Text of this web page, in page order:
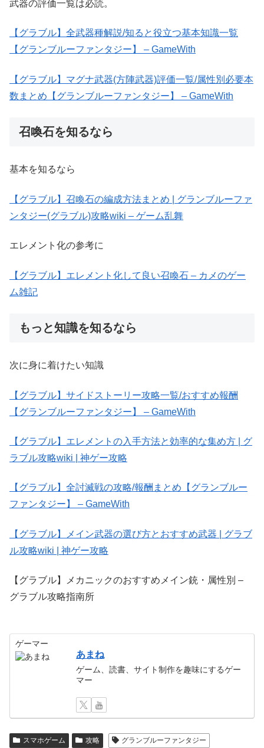
武器の評価一覧は必読。
【グラブル】全武器種解説/知ると役立つ基本知識一覧
【グランブルーファンタジー】 – GameWith
【グラブル】マグナ武器(方陣武器)評価一覧/属性別必要本
数まとめ【グランブルーファンタジー】 – GameWith
召喚石を知るなら
基本を知るなら
【グラブル】召喚石の編成方法まとめ | グランブルーファ
ンタジー(グラブル)攻略wiki – ゲーム乱舞
エレメント化の参考に
【グラブル】エレメント化して良い召喚石 – カメのゲー
ム雑記
もっと知識を知るなら
次に身に着けたい知識
【グラブル】サイドストーリー攻略一覧/おすすめ報酬
【グランブルーファンタジー】 – GameWith
【グラブル】エレメントの入手方法と効率的な集め方 | グ
ラブル攻略wiki | 神ゲー攻略
【グラブル】全討滅戦の攻略/報酬まとめ【グランブルー
ファンタジー】 – GameWith
【グラブル】メイン武器の選び方とおすすめ武器 | グラブ
ル攻略wiki | 神ゲー攻略
【グラブル】メカニックのおすすめメイン銃・属性別 –
グラブル攻略指南所
ゲーマー
あまね
ゲーム、読書、サイト制作を趣味にするゲー
マー
スマホゲーム 攻略
グランブルーファンタジー